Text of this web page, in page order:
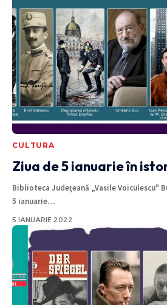
CULTURA
Ziua de 5 ianuarie în
Biblioteca Judeţeană „Vasile Voiculescu"
5 ianuarie…
5 IANUARIE 2022